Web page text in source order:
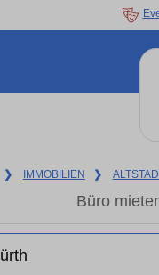
❯ IMMOBILIEN ❯
Büro